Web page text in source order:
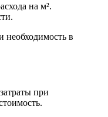
на м².
необходимость в
при